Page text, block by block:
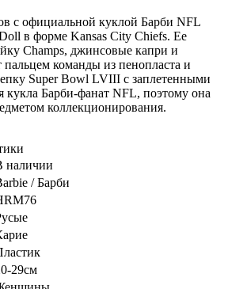
с официальной куклой Барби NFL
в форме Kansas City Chiefs. Ее
Champs, джинсовые капри и
команды из пенопласта и
Super Bowl LVIII с заплетенными
кукла Барби-фанат NFL, поэтому она
коллекционирования.
наличии
/ Барби
29см